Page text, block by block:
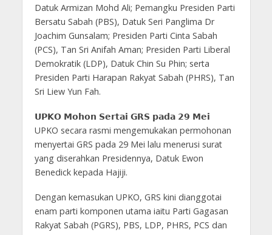
Datuk Armizan Mohd Ali; Pemangku Presiden Parti
Bersatu Sabah (PBS), Datuk Seri Panglima Dr
Joachim Gunsalam; Presiden Parti Cinta Sabah
(PCS), Tan Sri Anifah Aman; Presiden Parti Liberal
Demokratik (LDP), Datuk Chin Su Phin; serta
Presiden Parti Harapan Rakyat Sabah (PHRS), Tan
Sri Liew Yun Fah.
𝗨𝗣𝗞𝗢 𝗠𝗼𝗵𝗼𝗻 𝗦𝗲𝗿𝘁𝗮𝗶 𝗚𝗥𝗦 𝗽𝗮𝗱𝗮 𝟮𝟵 𝗠𝗲𝗶
UPKO secara rasmi mengemukakan permohonan
menyertai GRS pada 29 Mei lalu menerusi surat
yang diserahkan Presidennya, Datuk Ewon
Benedick kepada Hajiji.
Dengan kemasukan UPKO, GRS kini dianggotai
enam parti komponen utama iaitu Parti Gagasan
Rakyat Sabah (PGRS), PBS, LDP, PHRS, PCS dan